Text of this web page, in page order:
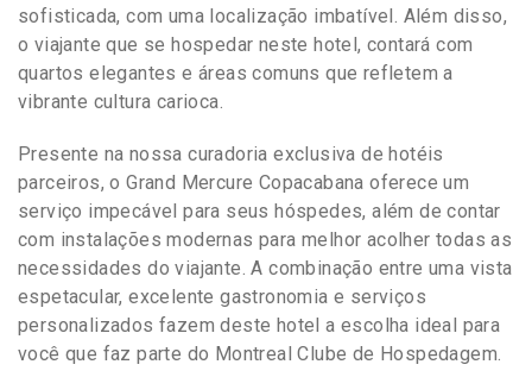
sofisticada, com uma localização imbatível. Além disso,
o viajante que se hospedar neste hotel, contará com
quartos elegantes e áreas comuns que refletem a
vibrante cultura carioca.
Presente na nossa curadoria exclusiva de hotéis
parceiros, o Grand Mercure Copacabana oferece um
serviço impecável para seus hóspedes, além de contar
com instalações modernas para melhor acolher todas as
necessidades do viajante. A combinação entre uma vista
espetacular, excelente gastronomia e serviços
personalizados fazem deste hotel a escolha ideal para
você que faz parte do Montreal Clube de Hospedagem.